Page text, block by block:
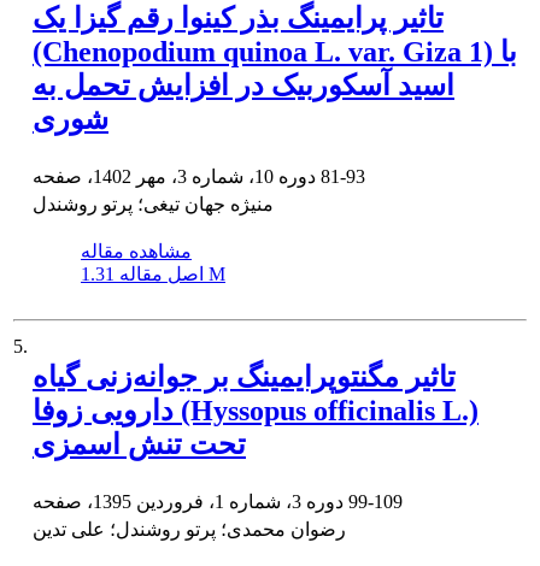
تاثیر پرایمینگ بذر کینوا رقم گیزا یک
(Chenopodium quinoa L. var. Giza 1) با
اسید آسکوربیک در افزایش تحمل به
شوری
81-93
منیژه جهان تیغی؛ پرتو روشندل
مشاهده مقاله
اصل مقاله 1.31 M
5.
تاثیر مگنتوپرایمینگ بر جوانه‌زنی گیاه
دارویی زوفا (Hyssopus officinalis L.)
تحت تنش اسمزی
99-109
رضوان محمدی؛ پرتو روشندل؛ علی تدین